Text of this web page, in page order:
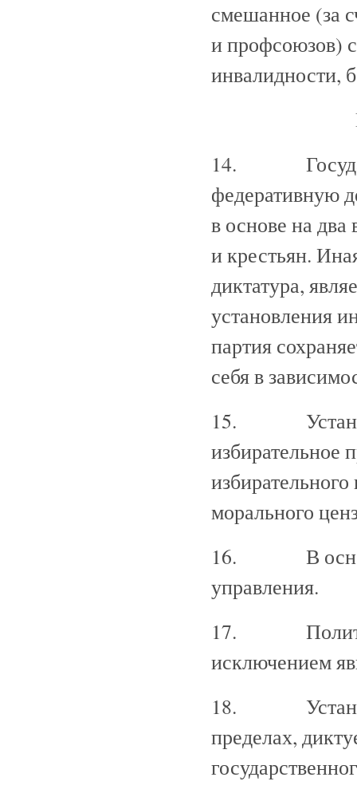
смешанное (за
и профсоюзов)
инвалидности,
14.
федеративную
в основе на
и крестьян.
диктатура,
установления
партия
себя в
15.
избирательное
морального
16. В
управления.
17.
исключением
18.
пределах,